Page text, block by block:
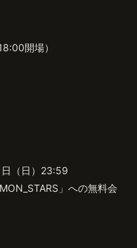
開場）
（日）23:59
」への無料会